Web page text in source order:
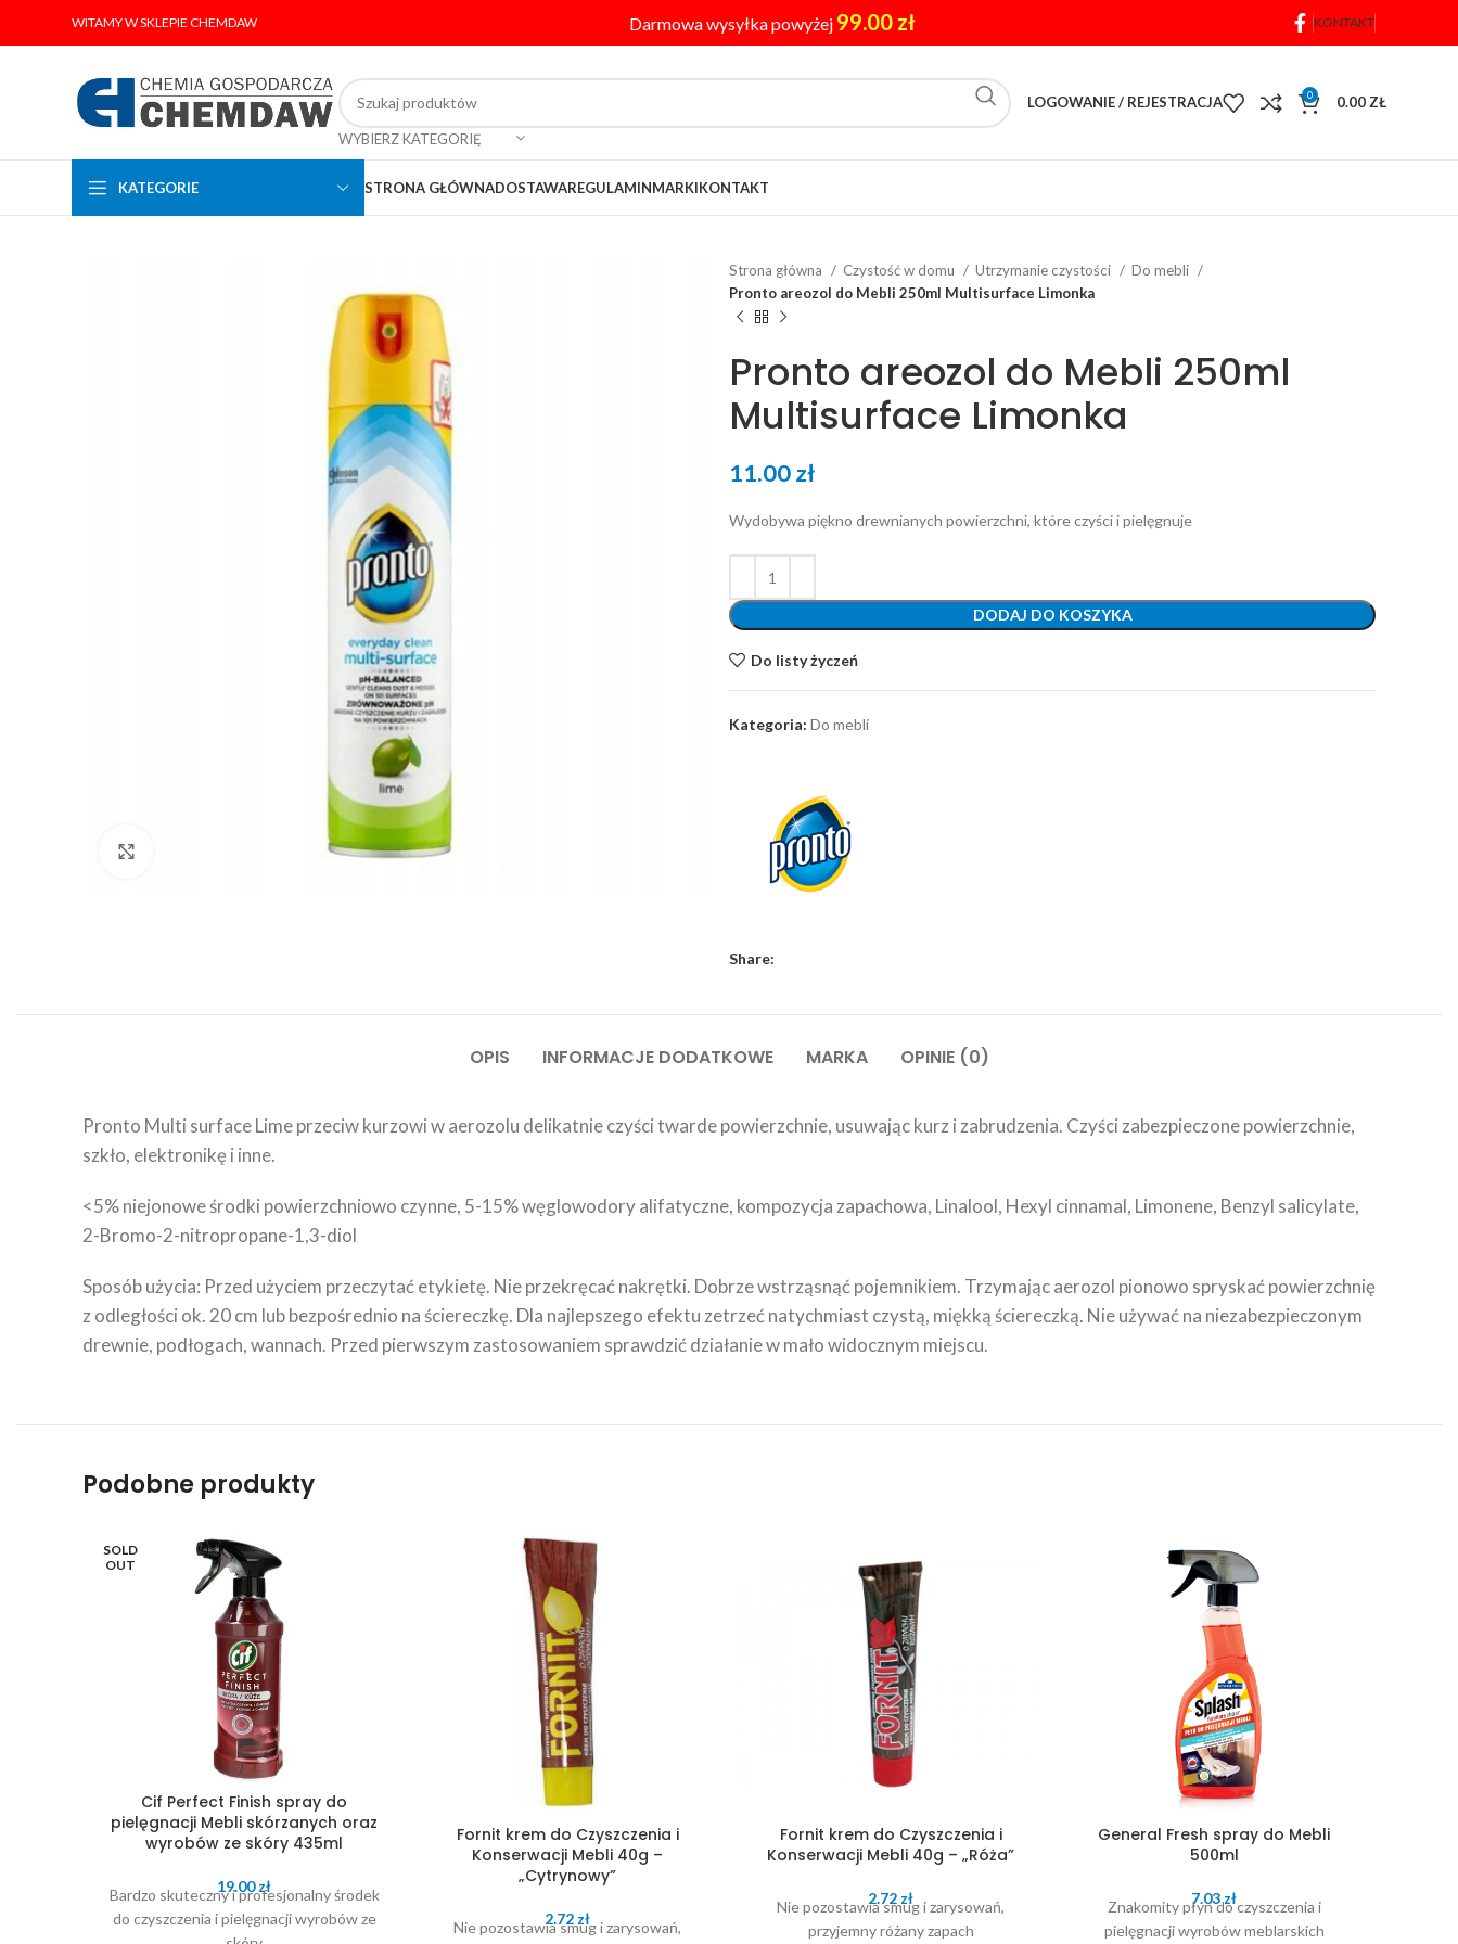
WITAMY W SKLEPIE CHEMDAW Darmowa wysyłka powyżej 99.00 zł KONTAKT
WYBIERZ KATEGORIĘ
LOGOWANIE / REJESTRACJA 0 0.00 ZŁ
KATEGORIE STRONA GŁÓWNADOSTAWAREGULAMINMARKIKONTAKT
Strona główna Czystość w domu Utrzymanie czystości
Do mebli
Pronto areozol do Mebli 250ml Multisurface Limonka
Pronto areozol do Mebli 250ml
Multisurface Limonka
11.00zł
Wydobywa piękno drewnianych powierzchni, które czyści i pielęgnuje
DODAJ DO KOSZYKA
Do listy życzeń
Kategoria: Do mebli
Share:
OPIS INFORMACJE DODATKOWE MARKA OPINIE (0)
Pronto Multi surface Lime przeciw kurzowi w aerozolu delikatnie czyści twarde powierzchnie, usuwając kurz i zabrudzenia. Czyści zabezpieczone powierzchnie,
szkło, elektronikę i inne.
<5% niejonowe środki powierzchniowo czynne, 5-15% węglowodory alifatyczne, kompozycja zapachowa, Linalool, Hexyl cinnamal, Limonene, Benzyl salicylate,
2-Bromo-2-nitropropane-1,3-diol
Sposób użycia: Przed użyciem przeczytać etykietę. Nie przekręcać nakrętki. Dobrze wstrząsnąć pojemnikiem. Trzymając aerozol pionowo spryskać powierzchnię
z odległości ok. 20 cm lub bezpośrednio na ściereczkę. Dla najlepszego efektu zetrzeć natychmiast czystą, miękką ściereczką. Nie używać na niezabezpieczonym
drewnie, podłogach, wannach. Przed pierwszym zastosowaniem sprawdzić działanie w mało widocznym miejscu.
Podobne produkty
SOLD
OUT
Cif Perfect Finish spray do
pielęgnacji Mebli skórzanych oraz
wyrobów ze skóry 435ml
19.00zł
Bardzo skuteczny i profesjonalny środek
do czyszczenia i pielęgnacji wyrobów ze
Fornit krem do Czyszczenia i
Konserwacji Mebli 40g –
„Cytrynowy”
2.72 zł
Nie pozostawia smug i zarysowań,
Fornit krem do Czyszczenia i
Konserwacji Mebli 40g – „Róża”
2.72 zł
Nie pozostawia smug i zarysowań,
przyjemny różany zapach
General Fresh spray do Mebli
500ml
7.03zł
Znakomity płyn do czyszczenia i
pielęgnacji wyrobów meblarskich